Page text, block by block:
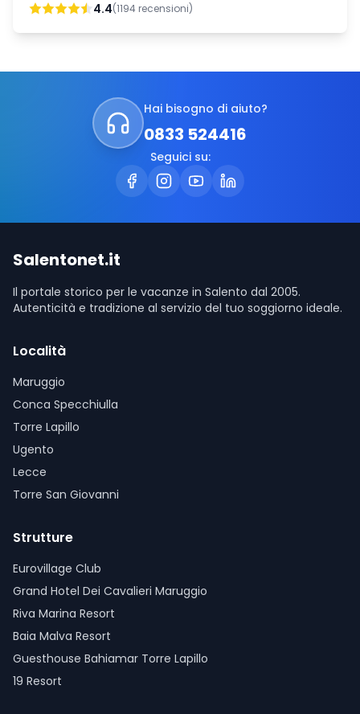
4.4(1194 recensioni)
Hai bisogno di aiuto?
0833 524416
Seguici su:
Salentonet.it
Il portale storico per le vacanze in Salento dal 2005.
Autenticità e tradizione al servizio del tuo soggiorno ideale.
Località
Maruggio
Conca Specchiulla
Torre Lapillo
Ugento
Lecce
Torre San Giovanni
Strutture
Eurovillage Club
Grand Hotel Dei Cavalieri Maruggio
Riva Marina Resort
Baia Malva Resort
Guesthouse Bahiamar Torre Lapillo
19 Resort